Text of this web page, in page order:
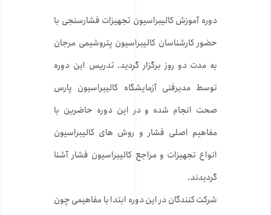
دوره آموزش کالیبراسیون تجهیزات فشارسنجی با
حضور کارشناسان کالیبراسیون پتروشیمی مرجان
به مدت دو روز برگزار گردید. تدریس این دوره
توسط مدیرفنی آزمایشگاه کالیبراسیون پارس
صحت انجام شده و در این دوره حاضرین با
مفاهیم اصلی فشار و روش های کالیبراسیون
انواع تجهیزات و مراجع کالیبراسیون فشار آشنا
گردیدند.
شرکت کنندگان در این دوره ابتدا با مفاهیمی چون